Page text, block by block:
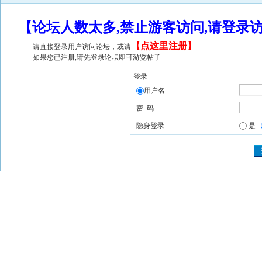
【论坛人数太多,禁止游客访问,请登
请直接登录用户访问论坛，或请 【 点这里注册】
如果您已注册,请先登录论坛即可游览帖子
登录
用户名
密 码
隐身登录 是